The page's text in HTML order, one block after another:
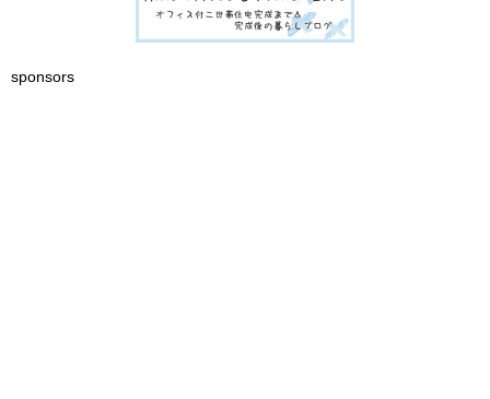
sponsors